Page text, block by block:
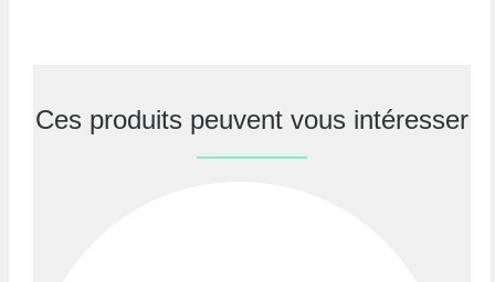
Ces produits peuvent vous intéresser